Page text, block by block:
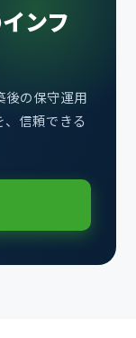
インフ
後の保守運用
信頼できる